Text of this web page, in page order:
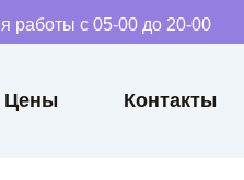
с 05-00 до 20-00
Цены Контакты